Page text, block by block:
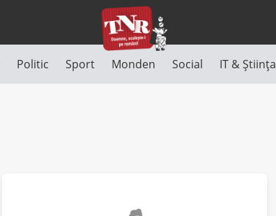
Politic Sport Monden Social IT & Știința